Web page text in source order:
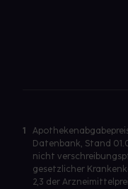
1
Datenbank, Stand
nicht
gesetzlicher
2,3 der